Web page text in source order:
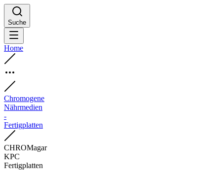
Suche
Home
Chromogene
Nährmedien
-
Fertigplatten
CHROMagar
KPC
Fertigplatten